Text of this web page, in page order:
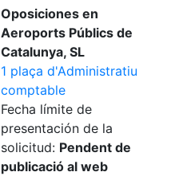
Oposiciones en
Aeroports Públics de
Catalunya, SL
1 plaça d'Administratiu
comptable
Fecha límite de
presentación de la
solicitud: Pendent de
publicació al web